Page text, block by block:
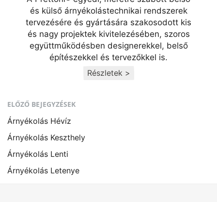
és külső árnyékolástechnikai rendszerek
tervezésére és gyártására szakosodott kis
és nagy projektek kivitelezésében, szoros
együttműködésben designerekkel, belső
építészekkel és tervezőkkel is.
Részletek >
ELŐZŐ BEJEGYZÉSEK
Árnyékolás Hévíz
Árnyékolás Keszthely
Árnyékolás Lenti
Árnyékolás Letenye